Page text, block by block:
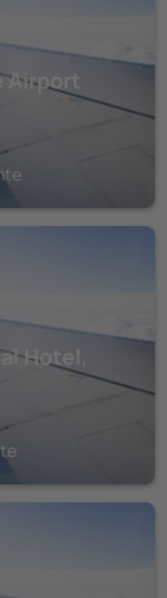
Airport
Hotel,